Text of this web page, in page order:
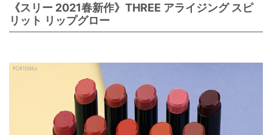
《スリー 2021春新作》THREE アライジング スピ
リット リップグロー